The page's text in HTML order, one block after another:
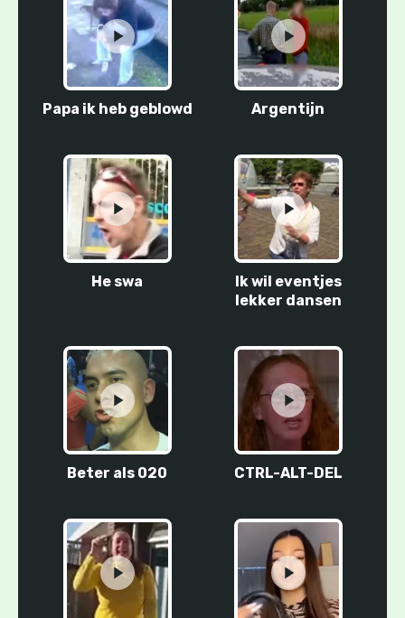
Papa ik heb geblowd Argentijn
He swa
Ik wil eventjes
lekker dansen
Beter als 020 CTRL-ALT-DEL